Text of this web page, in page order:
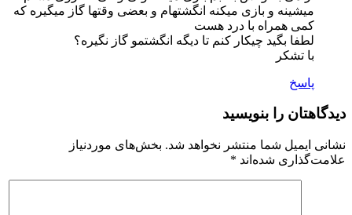
میشینه و بازی میکنه انگشتهام و بعضی وقتها گاز میگیره که
کمی همراه با درد هست
لطفا بگید چیکار کنم تا دیگه انگشتمو گاز نگیره؟
با تشکر
پاسخ
دیدگاهتان را بنویسید
نشانی ایمیل شما منتشر نخواهد شد. بخش‌های موردنیاز
علامت‌گذاری شده‌اند *